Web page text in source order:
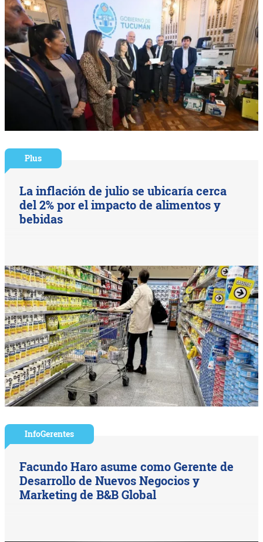
Plus
La inflación de julio se ubicaría cerca
del 2% por el impacto de alimentos y
bebidas
InfoGerentes
Facundo Haro asume como Gerente de
Desarrollo de Nuevos Negocios y
Marketing de B&B Global